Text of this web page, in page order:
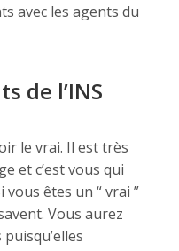
avec les agents du
de l’INS
le vrai. Il est très
et c’est vous qui
vous êtes un “ vrai ”
Vous aurez